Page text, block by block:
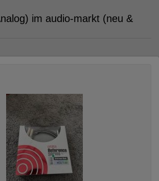
im audio-markt (neu &